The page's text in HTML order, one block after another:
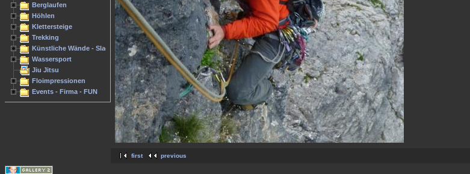
Berglaufen
Höhlen
Klettersteige
Trekking
Künstliche Wände - Slacken
Wassersport
Jiu Jitsu
Floimpressionen
Events - Firma - FUN
first previous